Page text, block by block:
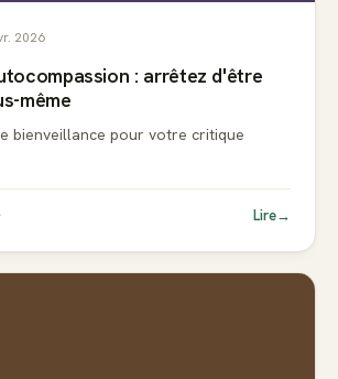
2026
: arrêtez d'être
même
bienveillance pour votre critique
Lire→